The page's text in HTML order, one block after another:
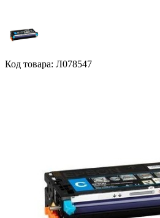
Код товара: Л078547